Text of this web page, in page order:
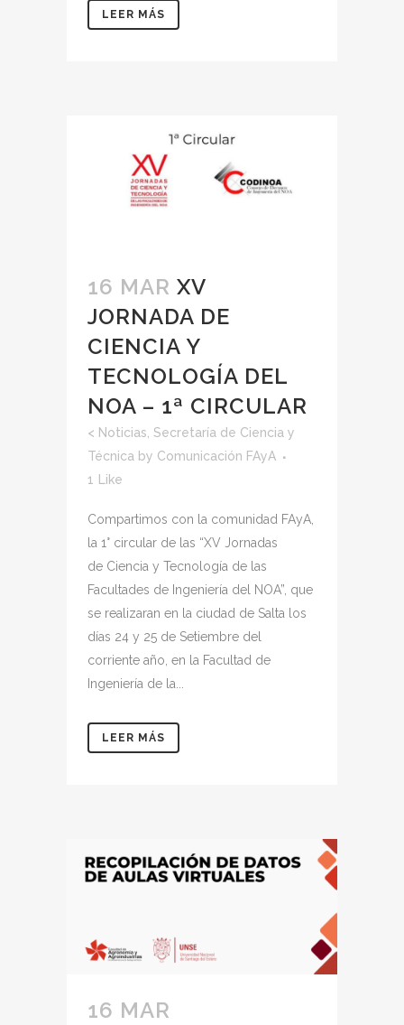
LEER MÁS
16 MAR XV
JORNADA DE
CIENCIA Y
TECNOLOGÍA DEL
NOA – 1ª CIRCULAR
< Noticias Secretaría de Ciencia y
Técnica by Comunicación FAyA
1
Like
Compartimos con la comunidad FAyA,
la 1° circular de las “XV Jornadas
de Ciencia y Tecnología de las
Facultades de Ingeniería del NOA”, que
se realizaran en la ciudad de Salta los
días 24 y 25 de Setiembre del
corriente año, en la Facultad de
Ingeniería de la...
LEER MÁS
16 MAR